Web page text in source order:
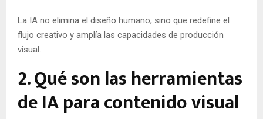
La IA no elimina el diseño humano, sino que redefine el
flujo creativo y amplía las capacidades de producción
visual.
2. Qué son las herramientas
de IA para contenido visual